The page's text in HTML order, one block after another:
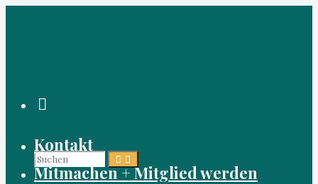
Suchen Suchen
Kontakt
Mitmachen + Mitglied werden